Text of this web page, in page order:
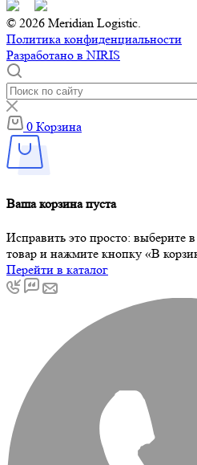
© 2026 Meridian Logistic.
Политика конфиденциальности
Разработано в NIRIS
0 Корзина
Ваша корзина пуста
Исправить это просто: выберите
товар и нажмите кнопку «В
Перейти в каталог